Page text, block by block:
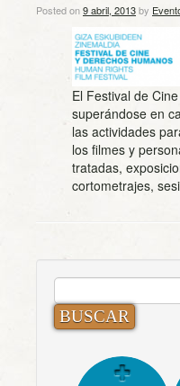
Posted on9 abril, 2013by
El Festival de
superándose en
las actividades
los filmes y
tratadas,
cortometrajes,
BUSCAR: